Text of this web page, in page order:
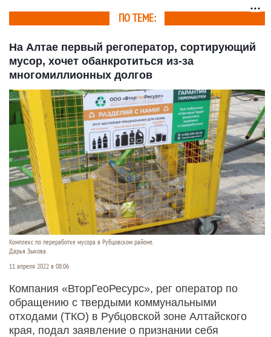
ПО ТЕМЕ:
На Алтае первый регоператор, сортирующий
мусор, хочет обанкротиться из-за
многомиллионных долгов
Комплекс по переработке мусора в Рубцовском районе.
Дарья Зыкова.
11 апреля 2022 в 08:06
Компания «ВторГеоРесурс», рег оператор по
обращению с твердыми коммунальными
отходами (ТКО) в Рубцовской зоне Алтайского
края, подал заявление о признании себя